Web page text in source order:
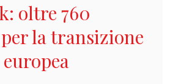
oltre 760
la transizione